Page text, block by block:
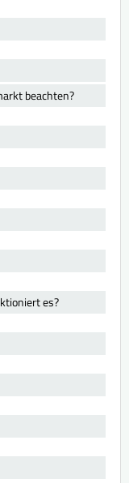
beachten?
es?